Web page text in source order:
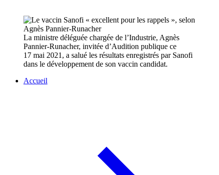
La ministre déléguée chargée de l’Industrie, Agnès
Pannier-Runacher, invitée d’Audition publique ce
17 mai 2021, a salué les résultats enregistrés par Sanofi
dans le développement de son vaccin candidat.
Accueil